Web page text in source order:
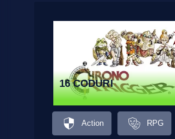
16 CODURI
Action RPG